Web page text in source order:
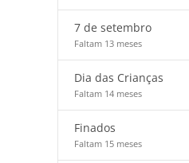
7 de setembro
Faltam 13 meses
Dia das Crianças
Faltam 14 meses
Finados
Faltam 15 meses